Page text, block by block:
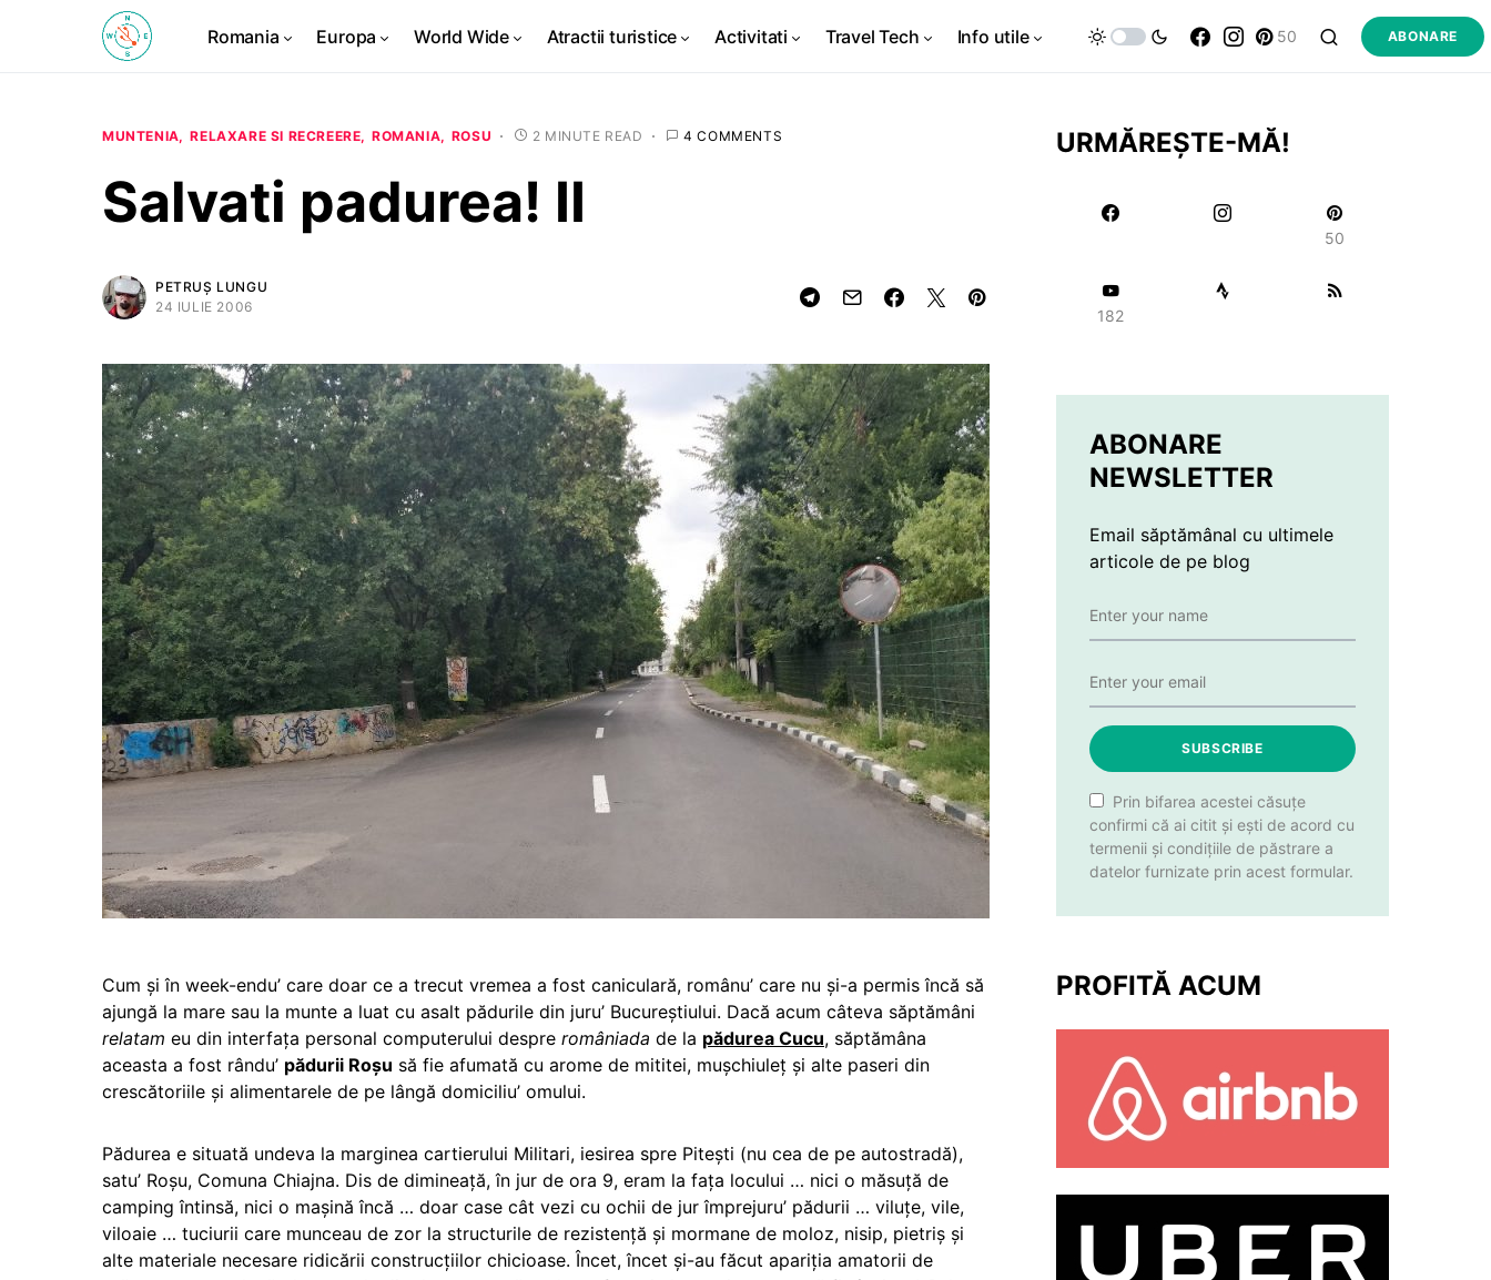
Romania Europa World Wide Atractii turistice Activitati Travel Tech Info utile 50 ABONARE
MUNTENIA RELAXARE SI RECREERE ROMANIA ROSU 2 MINUTE READ 4 COMMENTS
Salvati padurea! II
PETRUȘ LUNGU
24 IULIE 2006
Cum şi în week-endu’ care doar ce a trecut vremea a fost caniculară, românu’ care nu şi-a permis încă să
ajungă la mare sau la munte a luat cu asalt pădurile din juru’ Bucureştiului. Dacă acum câteva săptămâni
relatam eu din interfaţa personal computerului despre româniada de la pădurea Cucu, săptămâna
aceasta a fost rându’ pădurii Roşu să fie afumată cu arome de mititei, muşchiuleţ şi alte paseri din
crescătoriile şi alimentarele de pe lângă domiciliu’ omului.
Pădurea e situată undeva la marginea cartierului Militari, iesirea spre Piteşti (nu cea de pe autostradă),
satu’ Roşu, Comuna Chiajna. Dis de dimineaţă, în jur de ora 9, eram la faţa locului … nici o măsuţă de
camping întinsă, nici o maşină încă … doar case cât vezi cu ochii de jur împrejuru’ pădurii … viluţe, vile,
viloaie … tuciurii care munceau de zor la structurile de rezistenţă şi mormane de moloz, nisip, pietriş şi
alte materiale necesare ridicării construcţiilor chicioase. Încet, încet şi-au făcut apariţia amatorii de
URMĂREȘTE-MĂ!
50
182
ABONARE
NEWSLETTER
Email săptămânal cu ultimele
articole de pe blog
SUBSCRIBE
Prin bifarea acestei căsuțe
confirmi că ai citit și ești de acord cu
termenii și condițiile de păstrare a
datelor furnizate prin acest formular.
PROFITĂ ACUM